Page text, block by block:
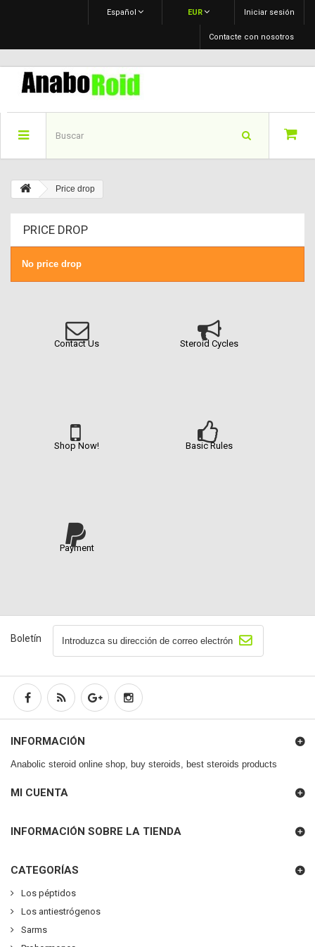
Iniciar sesión
EUR
Español
Contacte con nosotros
Price drop
PRICE DROP
No price drop
Contact Us Steroid Cycles
Shop Now! Basic Rules
Payment
Boletín
INFORMACIÓN
Anabolic steroid online shop, buy steroids, best steroids products
MI CUENTA
INFORMACIÓN SOBRE LA TIENDA
CATEGORÍAS
Los péptidos
Los antiestrógenos
Sarms